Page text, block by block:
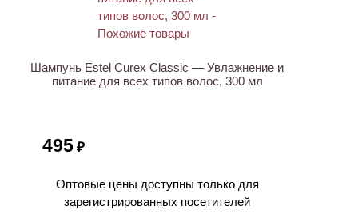
Шампунь Estel Curex Classic — Увлажнение и
питание для всех типов волос, 300 мл
495 ₽
Оптовые цены доступны только для
зарегистрированных посетителей